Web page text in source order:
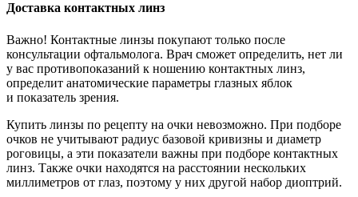
Доставка контактных линз
Важно! Контактные линзы покупают только после
консультации офтальмолога. Врач сможет определить, нет ли
у вас противопоказаний к ношению контактных линз,
определит анатомические параметры глазных яблок
и показатель зрения.
Купить линзы по рецепту на очки невозможно. При подборе
очков не учитывают радиус базовой кривизны и диаметр
роговицы, а эти показатели важны при подборе контактных
линз. Также очки находятся на расстоянии нескольких
миллиметров от глаз, поэтому у них другой набор диоптрий.